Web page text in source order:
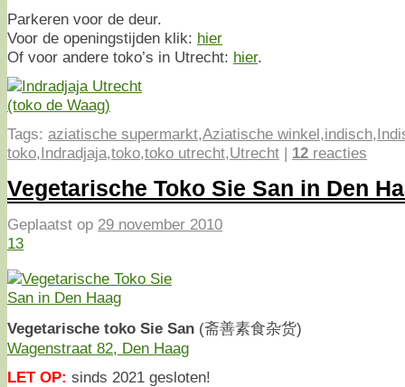
Parkeren voor de deur.
Voor de openingstijden klik: hier
Of voor andere toko’s in Utrecht: hier.
Tags: aziatische supermarkt,Aziatische winkel,indisch,
toko,Indradjaja,toko,toko utrecht,Utrecht | 12 reacties
Vegetarische Toko Sie San in Den
Geplaatst op 29 november 2010
13
Vegetarische toko Sie San (斋善素食杂货)
Wagenstraat 82, Den Haag
LET OP: sinds 2021 gesloten!